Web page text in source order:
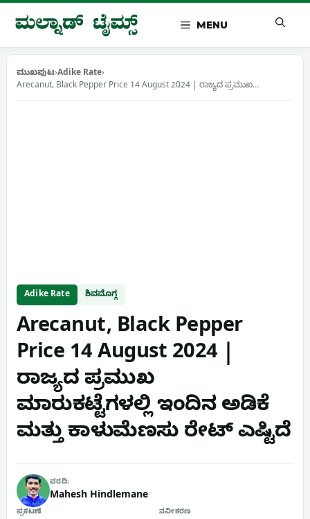
Skip
MENU
ಮುಖಪುಟ›Adike Rate›
Arecanut, Black Pepper Price 14 August 2024 | ರಾಜ್ಯದ ಪ್ರಮುಖ…
Adike Rate ಶಿವಮೊಗ್ಗ
Arecanut, Black Pepper
Price 14 August 2024 |
ರಾಜ್ಯದ ಪ್ರಮುಖ
ಮಾರುಕಟ್ಟೆಗಳಲ್ಲಿ ಇಂದಿನ ಅಡಿಕೆ
ಮತ್ತು ಕಾಳುಮೆಣಸು ರೇಟ್ ಎಷ್ಟಿದೆ
ವರದಿ:
Mahesh Hindlemane
ಪ್ರಕಟಣೆ ನವೀಕರಣ